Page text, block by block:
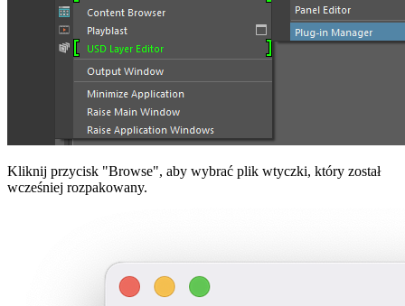
Kliknij przycisk "Browse", aby wybrać plik wtyczki, który został
wcześniej rozpakowany.